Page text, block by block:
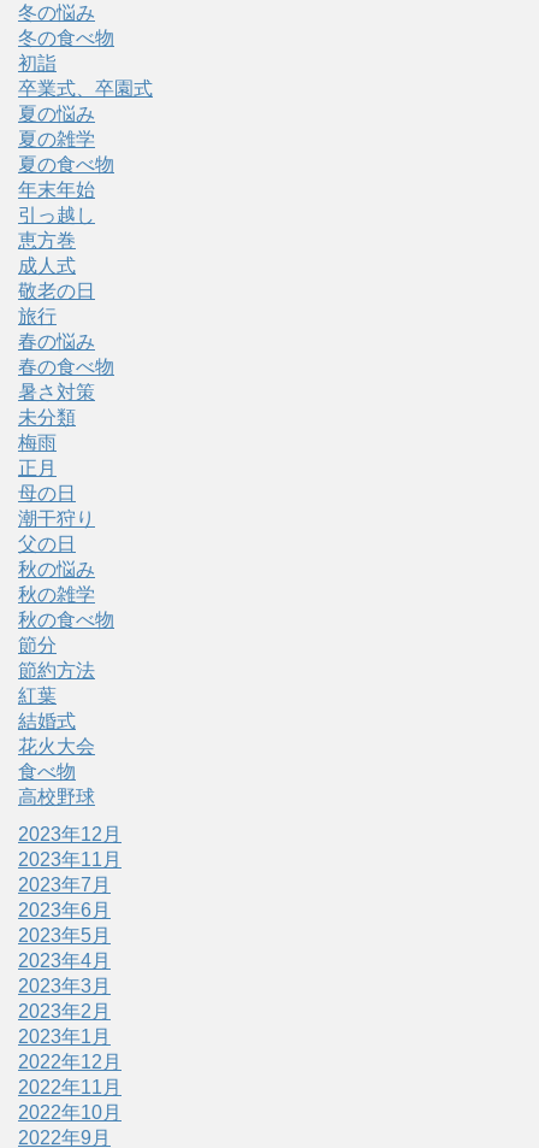
冬の悩み
冬の食べ物
初詣
卒業式、卒園式
夏の悩み
夏の雑学
夏の食べ物
年末年始
引っ越し
恵方巻
成人式
敬老の日
旅行
春の悩み
春の食べ物
暑さ対策
未分類
梅雨
正月
母の日
潮干狩り
父の日
秋の悩み
秋の雑学
秋の食べ物
節分
節約方法
紅葉
結婚式
花火大会
食べ物
高校野球
2023年12月
2023年11月
2023年7月
2023年6月
2023年5月
2023年4月
2023年3月
2023年2月
2023年1月
2022年12月
2022年11月
2022年10月
2022年9月